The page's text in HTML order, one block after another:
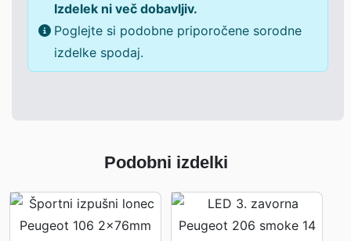
t
2
0
Izdelek ni več dobavljiv.
Poglejte si podobne priporočene sorodne
izdelke spodaj.
Podobni izdelki